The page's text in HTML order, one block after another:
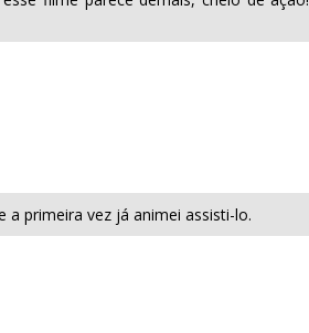
a primeira vez já animei assisti-lo.